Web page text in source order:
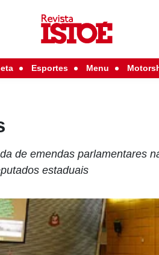
Esportes Menu
de emendas parlamentares
estaduais